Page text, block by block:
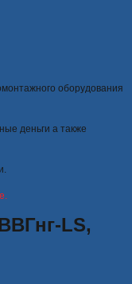
оборудования
деньги а также
LS,